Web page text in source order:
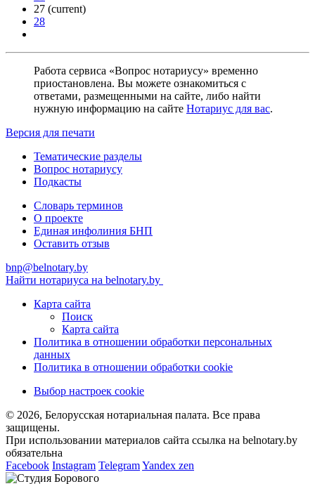
27 (current)
28
Работа сервиса «Вопрос нотариусу» временно
приостановлена. Вы можете ознакомиться с
ответами, размещенными на сайте, либо найти
нужную информацию на сайте Нотариус для вас.
Версия для печати
Тематические разделы
Вопрос нотариусу
Подкасты
Словарь терминов
О проекте
Единая инфолиния БНП
Оставить отзыв
bnp@belnotary.by
Найти нотариуса на belnotary.by
Карта сайта
Поиск
Карта сайта
Политика в отношении обработки персональных
данных
Политика в отношении обработки cookie
Выбор настроек cookie
© 2026, Белорусская нотариальная палата. Все права
защищены.
При использовании материалов сайта ссылка на belnotary.by
обязательна
Facebook Instagram TelegramYandex zen